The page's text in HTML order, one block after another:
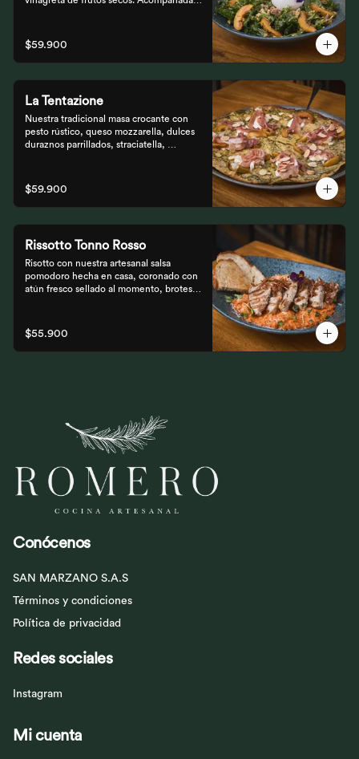
finalizada con bastones de pan de masa
madre al grill.
$59.900
La Tentazione
Nuestra tradicional masa crocante con
pesto rústico, queso mozzarella, dulces
duraznos parrillados, straciatella,
$59.900
Rissotto Tonno Rosso
Risotto con nuestra artesanal salsa
pomodoro hecha en casa, coronado con
atún fresco sellado al momento, brotes
grill.
$55.900
Conócenos
SAN MARZANO S.A.S
Términos y condiciones
Política de privacidad
Redes sociales
Instagram
Mi cuenta